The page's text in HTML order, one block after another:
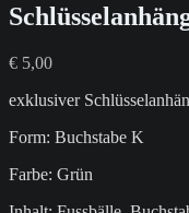
€ 5,00
exklusiver
Form: Buchstabe K
Farbe: Grün